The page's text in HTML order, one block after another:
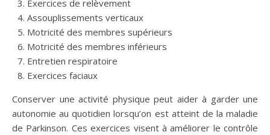
Exercices de relèvement
Assouplissements verticaux
Motricité des membres supérieurs
Motricité des membres inférieurs
Entretien respiratoire
Exercices faciaux
Conserver une activité physique peut aider à garder une
autonomie au quotidien lorsqu’on est atteint de la maladie
de Parkinson. Ces exercices visent à améliorer le contrôle